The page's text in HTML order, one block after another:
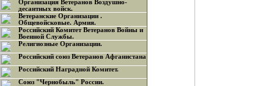
Организация Ветеранов Воздушно-
десантных войск.
Ветеранские Организации .
Общевойсковые. Армия.
Российский Комитет Ветеранов Войны и
Военной Службы.
Религиозные Организации.
Российский союз Ветеранов Афганистана
Российский Наградной Комитет.
Союз "Чернобыль" России.